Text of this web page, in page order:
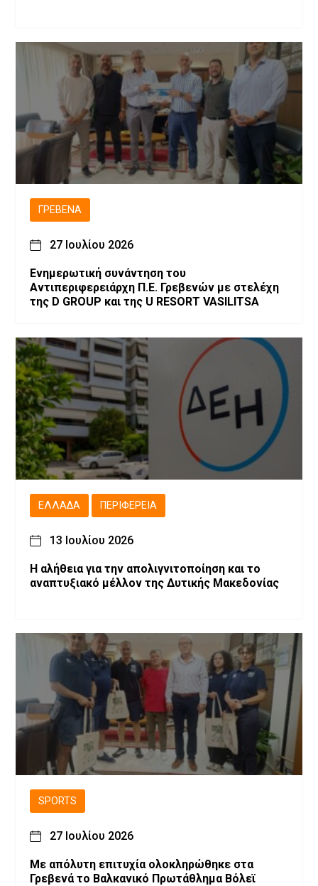
ΓΡΕΒΕΝΆ
27 Ιουλίου 2026
Ενημερωτική συνάντηση του
Αντιπεριφερειάρχη Π.Ε. Γρεβενών με στελέχη
της D GROUP και της U RESORT VASILITSA
ΕΛΛΆΔΑ ΠΕΡΙΦΈΡΕΙΑ
13 Ιουλίου 2026
Η αλήθεια για την απολιγνιτοποίηση και το
αναπτυξιακό μέλλον της Δυτικής Μακεδονίας
SPORTS
27 Ιουλίου 2026
Με απόλυτη επιτυχία ολοκληρώθηκε στα
Γρεβενά το Βαλκανικό Πρωτάθλημα Βόλεϊ